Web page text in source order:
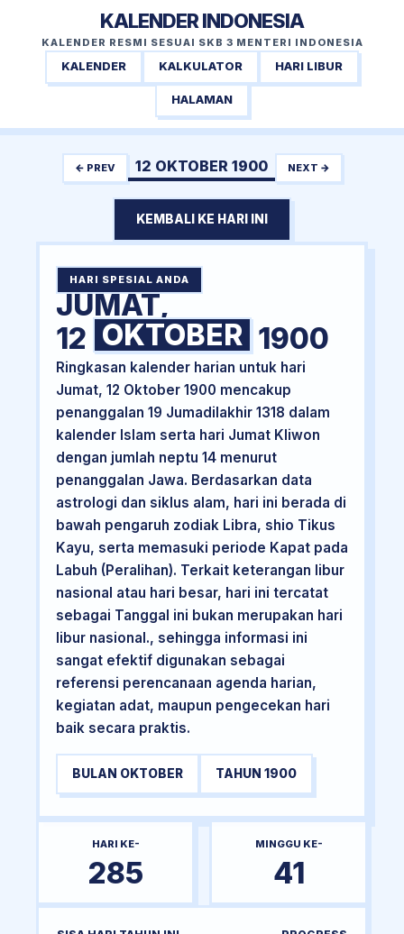
KALENDER INDONESIA
KALENDER RESMI SESUAI SKB 3 MENTERI INDONESIA
KALENDER KALKULATOR HARI LIBUR
HALAMAN
← PREV 12 OKTOBER 1900 NEXT →
KEMBALI KE HARI INI
HARI SPESIAL ANDA
JUMAT,
12 OKTOBER 1900
Ringkasan kalender harian untuk hari
Jumat, 12 Oktober 1900 mencakup
penanggalan 19 Jumadilakhir 1318 dalam
kalender Islam serta hari Jumat Kliwon
dengan jumlah neptu 14 menurut
penanggalan Jawa. Berdasarkan data
astrologi dan siklus alam, hari ini berada di
bawah pengaruh zodiak Libra, shio Tikus
Kayu, serta memasuki periode Kapat pada
Labuh (Peralihan). Terkait keterangan libur
nasional atau hari besar, hari ini tercatat
sebagai Tanggal ini bukan merupakan hari
libur nasional., sehingga informasi ini
sangat efektif digunakan sebagai
referensi perencanaan agenda harian,
kegiatan adat, maupun pengecekan hari
baik secara praktis.
BULAN OKTOBER TAHUN 1900
HARI KE-
285
MINGGU KE-
41